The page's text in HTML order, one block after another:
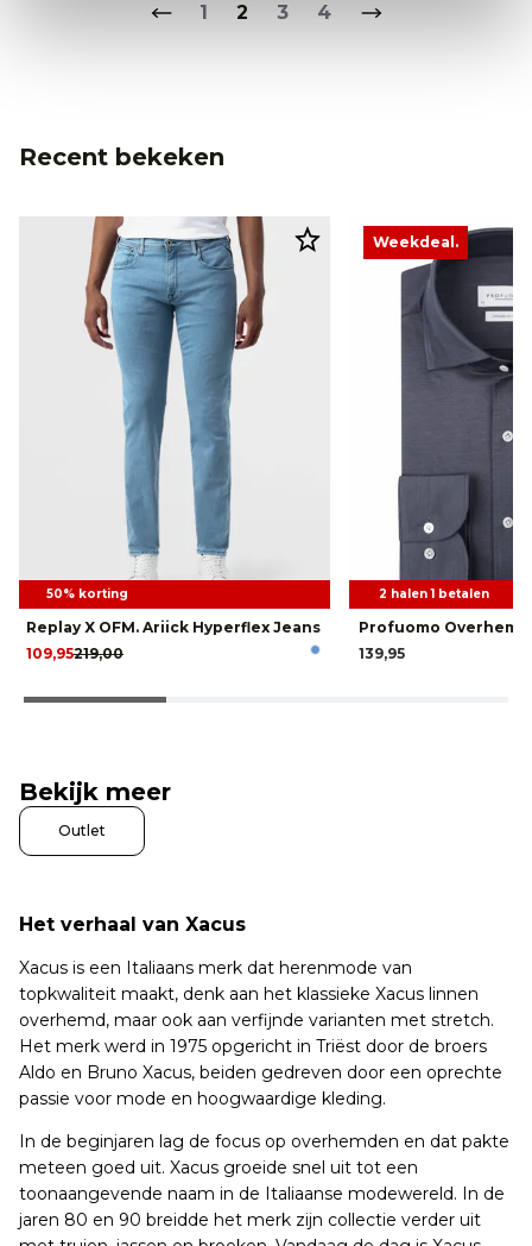
1 2 3 4
Recent bekeken
50% korting
Replay X OFM. Ariick Hyperflex Jeans
219,00
109,95
Weekdeal.
2 halen 1 betalen
Profuomo Overhemd
139,95
Bekijk meer
Outlet
Het verhaal van Xacus
Xacus is een Italiaans merk dat herenmode van
topkwaliteit maakt, denk aan het klassieke Xacus linnen
overhemd, maar ook aan verfijnde varianten met stretch.
Het merk werd in 1975 opgericht in Triëst door de broers
Aldo en Bruno Xacus, beiden gedreven door een oprechte
passie voor mode en hoogwaardige kleding.
In de beginjaren lag de focus op overhemden en dat pakte
meteen goed uit. Xacus groeide snel uit tot een
toonaangevende naam in de Italiaanse modewereld. In de
jaren 80 en 90 breidde het merk zijn collectie verder uit